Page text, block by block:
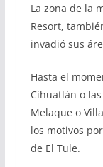
La zona de la
Resort,
invadió sus
Hasta el
Cihuatlán o
Melaque o
los motivos
de El Tule.